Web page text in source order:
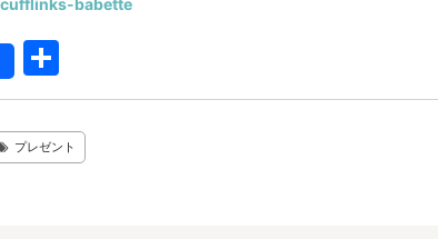
babette
有
プレゼント